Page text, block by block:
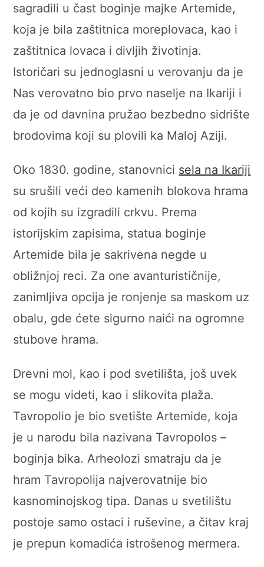
sagradili u čast boginje majke Artemide,
koja je bila zaštitnica moreplovaca, kao i
zaštitnica lovaca i divljih životinja.
Istoričari su jednoglasni u verovanju da je
Nas verovatno bio prvo naselje na Ikariji i
da je od davnina pružao bezbedno sidrište
brodovima koji su plovili ka Maloj Aziji.
Oko 1830. godine, stanovnici sela na Ikariji
su srušili veći deo kamenih blokova hrama
od kojih su izgradili crkvu. Prema
istorijskim zapisima, statua boginje
Artemide bila je sakrivena negde u
obližnjoj reci. Za one avanturističnije,
zanimljiva opcija je ronjenje sa maskom uz
obalu, gde ćete sigurno naići na ogromne
stubove hrama.
Drevni mol, kao i pod svetilišta, još uvek
se mogu videti, kao i slikovita plaža.
Tavropolio je bio svetište Artemide, koja
je u narodu bila nazivana Tavropolos –
boginja bika. Arheolozi smatraju da je
hram Tavropolija najverovatnije bio
kasnominojskog tipa. Danas u svetilištu
postoje samo ostaci i ruševine, a čitav kraj
je prepun komadića istrošenog mermera.